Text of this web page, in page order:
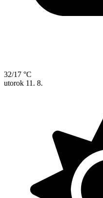
32/17 °C
utorok 11. 8.